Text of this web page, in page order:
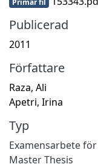
Publicerad
2011
Författare
Raza, Ali
Apetri, Irina
Typ
Examensarbete
Master Thesis